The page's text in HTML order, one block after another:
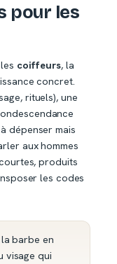
pour les
coiffeurs, la
concret.
rituels), une
dépenser mais
aux hommes
produits
les codes
barbe en
visage qui